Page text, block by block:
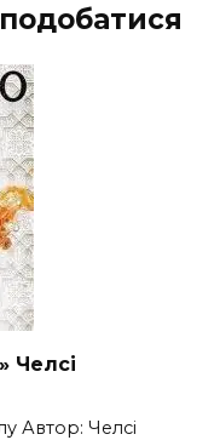
Челсі
Автор: Челсі